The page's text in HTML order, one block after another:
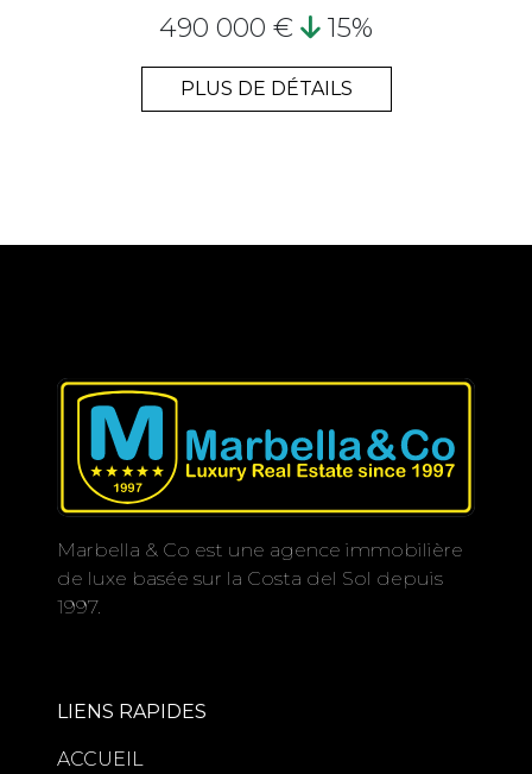
490 000 € 15%
PLUS DE DÉTAILS
Marbella & Co est une agence immobilière
de luxe basée sur la Costa del Sol depuis
1997.
LIENS RAPIDES
ACCUEIL